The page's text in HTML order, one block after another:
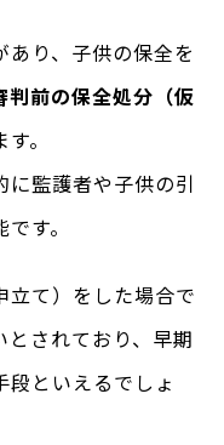
あり、子供の保全を
判前の保全処分（仮
。
監護者や子供の引
す。
立て）をした場合で
されており、早期
段といえるでしょ